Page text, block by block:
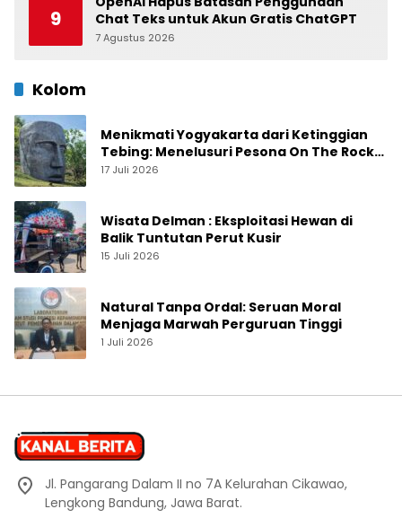
9
Chat Teks untuk Akun Gratis ChatGPT
7 Agustus 2026
Kolom
Menikmati Yogyakarta dari Ketinggian
Tebing: Menelusuri Pesona On The Rock
Jogja yang Sedang Naik Daun
17 Juli 2026
Wisata Delman : Eksploitasi Hewan di
Balik Tuntutan Perut Kusir
15 Juli 2026
Natural Tanpa Ordal: Seruan Moral
Menjaga Marwah Perguruan Tinggi
1 Juli 2026
Jl. Pangarang Dalam II no 7A Kelurahan Cikawao,
Lengkong Bandung, Jawa Barat.